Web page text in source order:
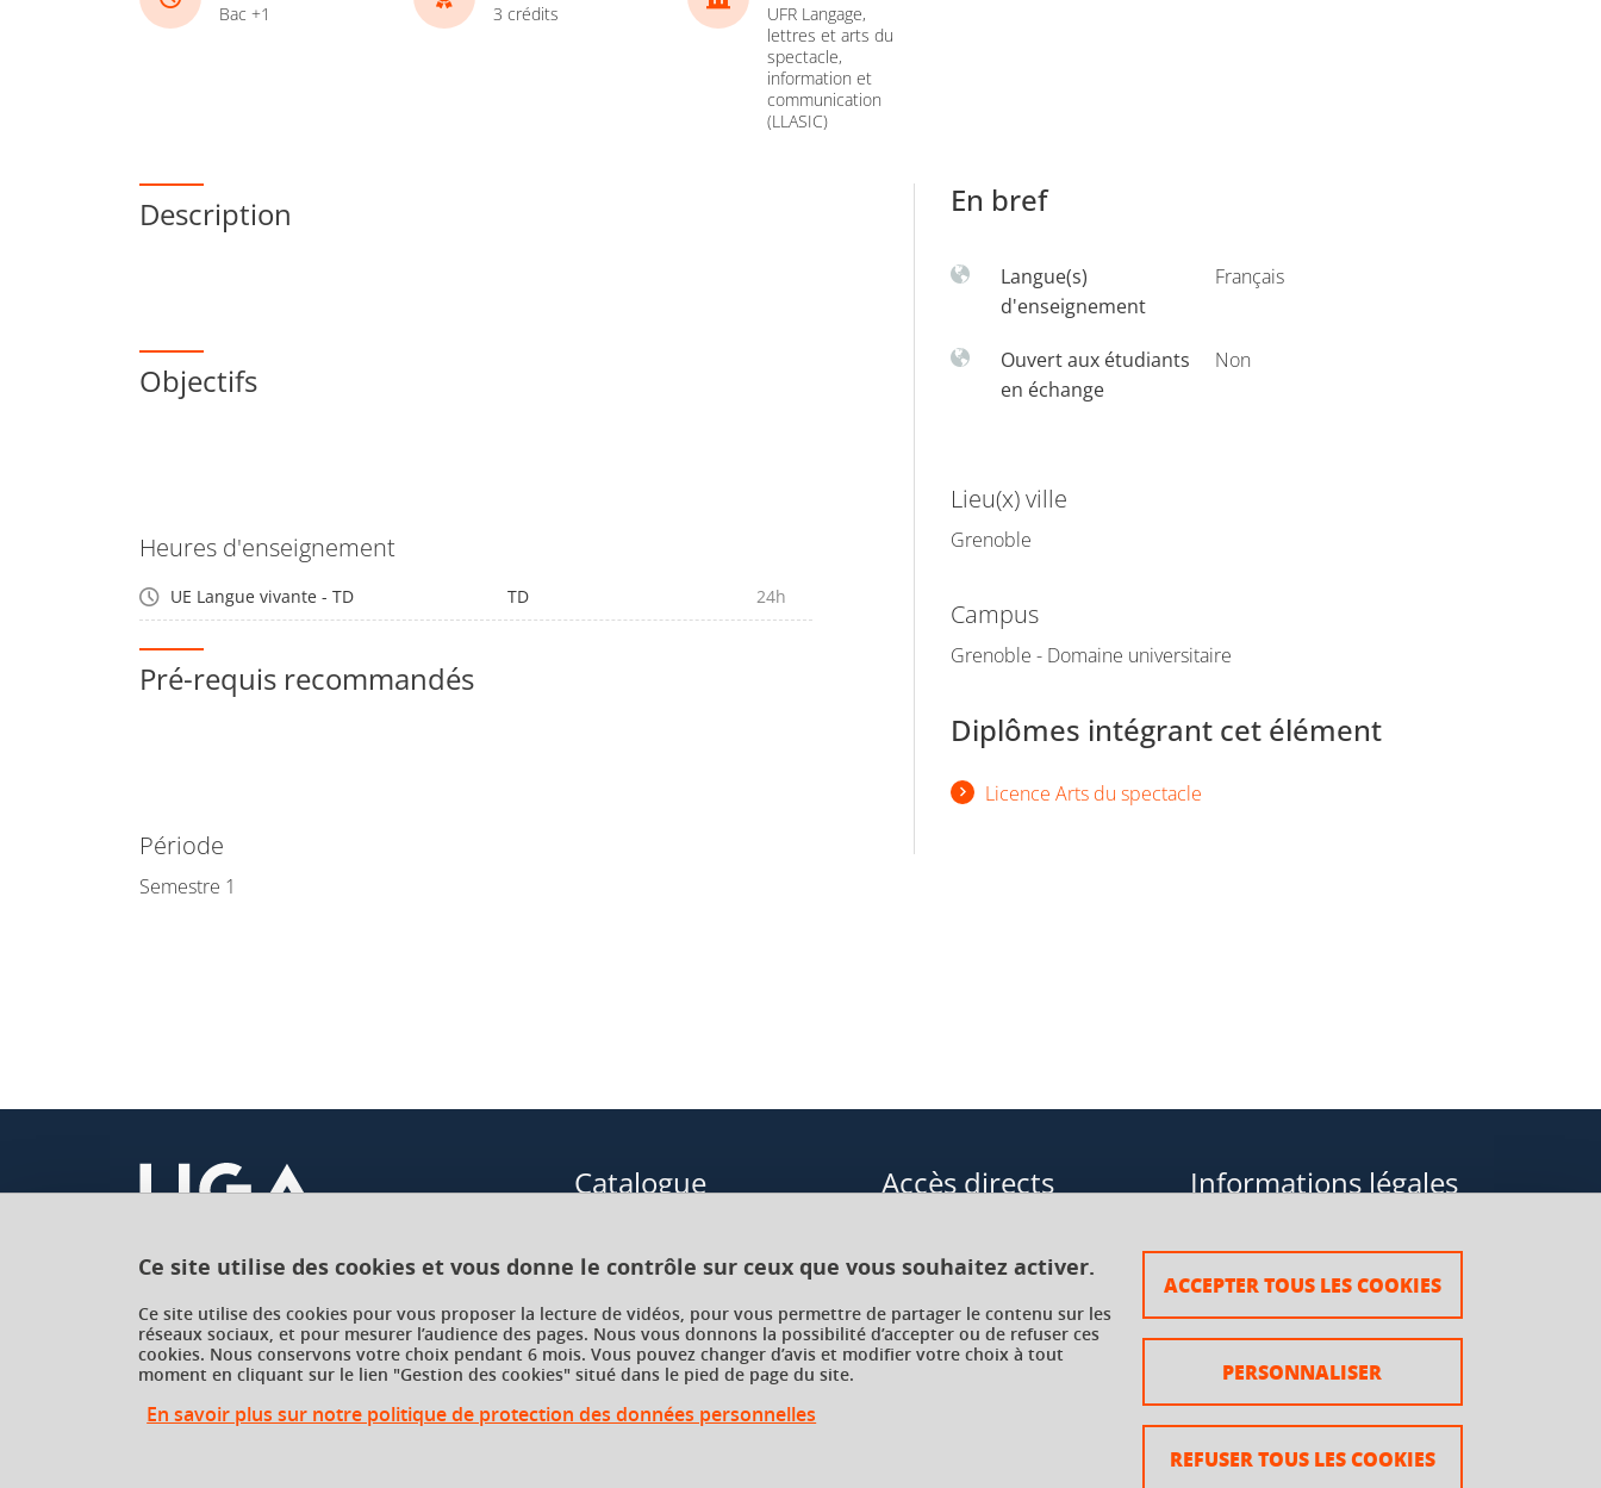
Ce site utilise des cookies et vous donne le contrôle sur ceux que vous souhaitez activer.
Ce site utilise des cookies pour vous proposer la lecture de vidéos, pour vous permettre de partager le contenu sur les
réseaux sociaux, et pour mesurer l’audience des pages. Nous vous donnons la possibilité d’accepter ou de refuser ces
cookies. Nous conservons votre choix pendant 6 mois. Vous pouvez changer d’avis et modifier votre choix à tout
moment en cliquant sur le lien "Gestion des cookies" situé dans le pied de page du site.
En savoir plus sur notre politique de protection des données personnelles
ACCEPTER TOUS LES COOKIES
REFUSER TOUS LES COOKIES
PERSONNALISER
Bac +1 3 crédits
UFR Langage,
lettres et arts du
spectacle,
information et
communication
(LLASIC)
Description
Objectifs
Heures d'enseignement
UE Langue vivante - TD TD 24h
Pré-requis recommandés
Période
Semestre 1
En bref
Langue(s)
d'enseignement
Français
Ouvert aux étudiants
en échange
Non
Lieu(x) ville
Grenoble
Campus
Grenoble - Domaine universitaire
Diplômes intégrant cet élément
Licence Arts du spectacle
Université Grenoble Alpes
621 avenue Centrale
38400 Saint-Martin-d'Hères
France
Catalogue
Formations courtes
Recherche par facultés, écoles,
instituts
Accès directs
Enseignements transversaux à
choix (ETC)
Informations légales
Plan du site
Mentions légales
Crédits
Accessibilité : non conforme